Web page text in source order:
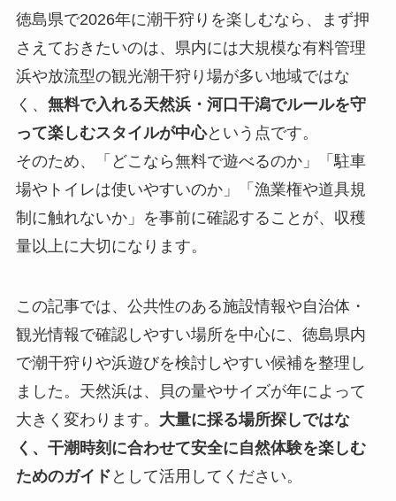
徳島県で2026年に潮干狩りを楽しむなら、まず押
さえておきたいのは、県内には大規模な有料管理
浜や放流型の観光潮干狩り場が多い地域ではな
く、 無料で入れる天然浜・河口干潟でルールを守
って楽しむスタイルが中心という点です。
そのため、「どこなら無料で遊べるのか」「駐車
場やトイレは使いやすいのか」「漁業権や道具規
制に触れないか」を事前に確認することが、収穫
量以上に大切になります。
この記事では、公共性のある施設情報や自治体・
観光情報で確認しやすい場所を中心に、徳島県内
で潮干狩りや浜遊びを検討しやすい候補を整理し
ました。天然浜は、貝の量やサイズが年によって
大きく変わります。 大量に採る場所探しではな
く、干潮時刻に合わせて安全に自然体験を楽しむ
ためのガイド として活用してください。